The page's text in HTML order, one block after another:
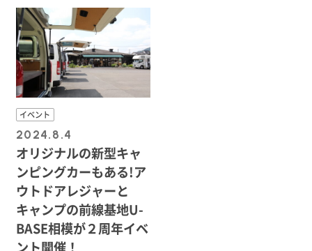
イベント
2024.8.4
オリジナルの新型キャ
ンピングカーもある!ア
ウトドアレジャーと
キャンプの前線基地U-
BASE相模が２周年イベ
ント開催！